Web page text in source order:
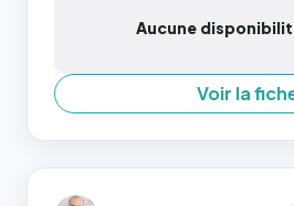
Aucune
Voir la